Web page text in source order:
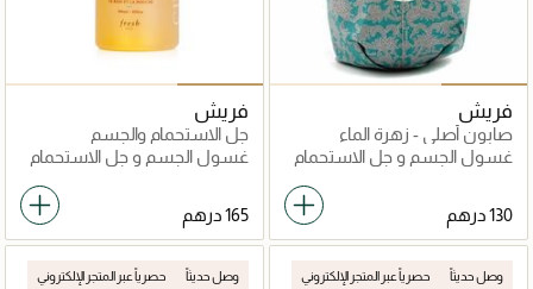
فريش
صابون أصلي - زهرة الماء
غسول الجسم و جل الاستحمام
فريش
جل الاستحمام والجسم
هيسبيريدس جريب فروت
غسول الجسم و جل الاستحمام
وصل حديثاً حصرياً عبر المتجر الإلكتروني وصل حديثاً حصرياً عبر المتجر الإلكتروني